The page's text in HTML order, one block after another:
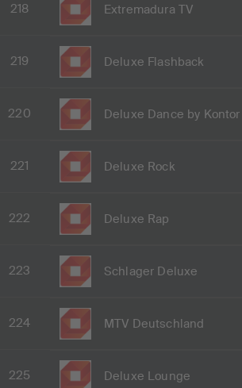
218 Extremadura TV
219 Deluxe Flashback
220 Deluxe Dance by Kontor
221 Deluxe Rock
222 Deluxe Rap
223 Schlager Deluxe
224 MTV Deutschland
225 Deluxe Lounge